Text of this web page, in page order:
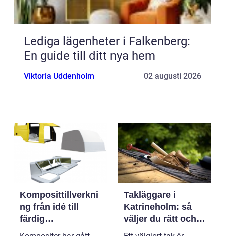
Lediga lägenheter i Falkenberg:
En guide till ditt nya hem
Viktoria Uddenholm 02 augusti 2026
Komposittillverkni
ng från idé till
färdig
högpresterande
Takläggare i
Katrineholm: så
väljer du rätt och
får ett tak som